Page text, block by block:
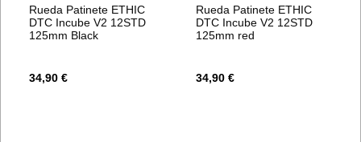
Rueda Patinete ETHIC
DTC Incube V2 12STD
125mm Black
34,90 €
Rueda Patinete ETHIC
DTC Incube V2 12STD
125mm red
34,90 €